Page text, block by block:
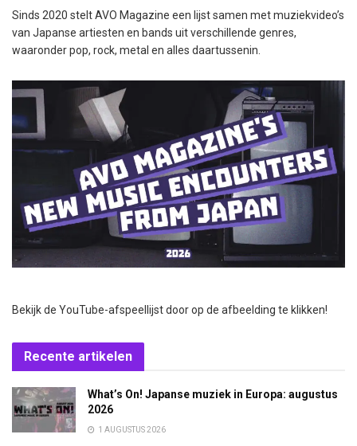
Sinds 2020 stelt AVO Magazine een lijst samen met muziekvideo’s
van Japanse artiesten en bands uit verschillende genres,
waaronder pop, rock, metal en alles daartussenin.
Bekijk de YouTube-afspeellijst door op de afbeelding te klikken!
Recente artikelen
What’s On! Japanse muziek in Europa: augustus
2026
1 AUGUSTUS 2026